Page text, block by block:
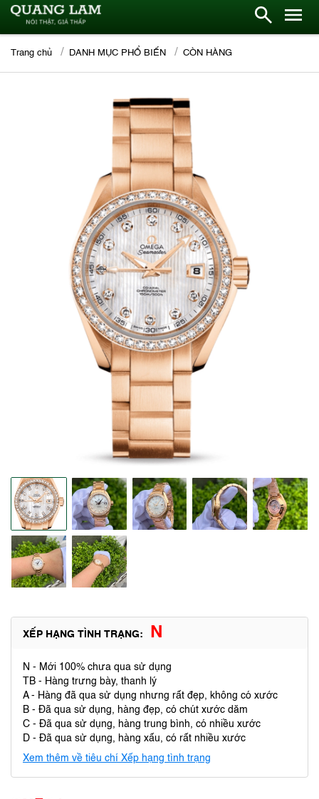
Trang chủ DANH MỤC PHỔ BIẾN CÒN HÀNG
XẾP HẠNG TÌNH TRẠNG: N
N - Mới 100% chưa qua sử dụng
TB - Hàng trưng bày, thanh lý
A - Hàng đã qua sử dụng nhưng rất đẹp, không có xước
B - Đã qua sử dụng, hàng đẹp, có chút xước dăm
C - Đã qua sử dụng, hàng trung bình, có nhiều xước
D - Đã qua sử dụng, hàng xấu, có rất nhiều xước
Xem thêm về tiêu chí Xếp hạng tình trạng